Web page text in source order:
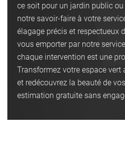
ce soit pour un jardin public
notre savoir-faire à votre
élagage précis et respectueux
vous emporter par notre
chaque intervention est une
Transformez votre espace vert
et redécouvrez la beauté de
estimation gratuite sans